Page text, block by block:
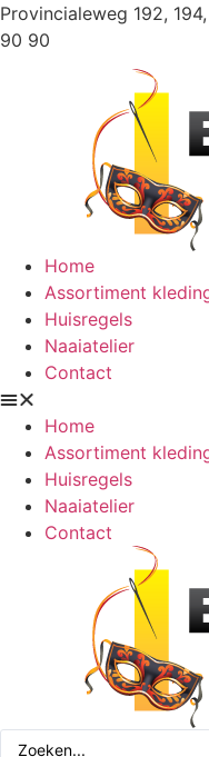
Ga
naar
Provincialeweg 192,
90 90
Home
Assortiment
Huisregels
Naaiatelier
Contact
Home
Assortiment
Huisregels
Naaiatelier
Contact
Search